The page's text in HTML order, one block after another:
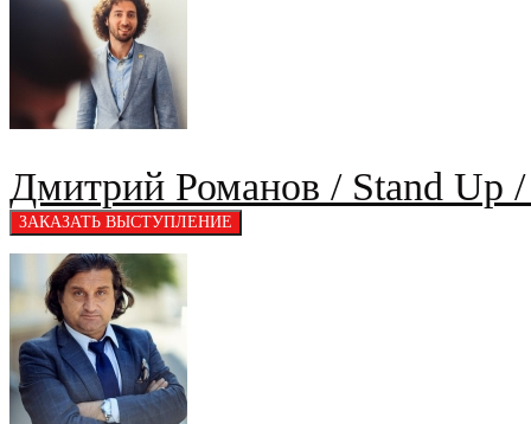
Дмитрий Романов / Stand Up